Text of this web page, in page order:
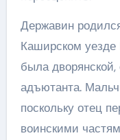
Державин
Каширском уезде
была дворянской,
адъютанта.
поскольку отец
воинскими